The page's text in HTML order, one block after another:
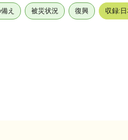
え 被災状況 復興 収録: